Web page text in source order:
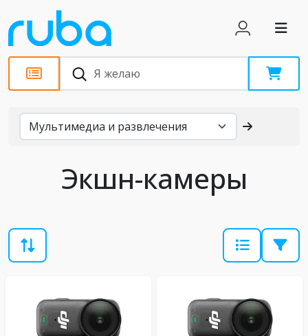
Каталог
Экшн-камеры